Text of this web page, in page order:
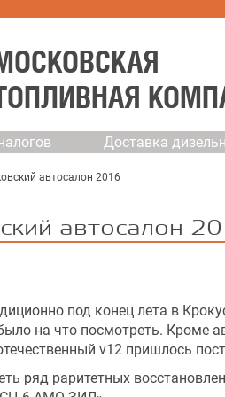
Доставка
автосалон 2016
автосалон
под конец лета в
на что посмотреть. Кроме
v12 пришлось
ряд раритетных